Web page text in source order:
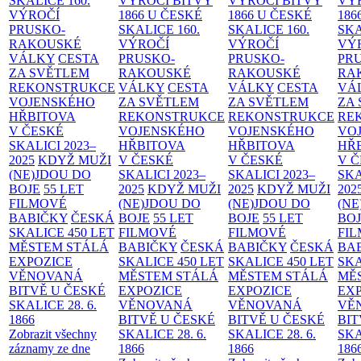
VÝROČÍ
PRUSKO-
RAKOUSKÉ
VÁLKY CESTA
ZA SVĚTLEM
REKONSTRUKCE
VOJENSKÉHO
HŘBITOVA
V ČESKÉ
SKALICI 2023–
2025 KDYŽ MUŽI
(NE)JDOU DO
BOJE 55 LET
FILMOVÉ
BABIČKY ČESKÁ
SKALICE 450 LET
MĚSTEM STÁLÁ
EXPOZICE
VĚNOVANÁ
BITVĚ U ČESKÉ
SKALICE 28. 6.
1866
Zobrazit všechny
záznamy ze dne
1866 U ČESKÉ
SKALICE 160.
VÝROČÍ
PRUSKO-
RAKOUSKÉ
VÁLKY CESTA
ZA SVĚTLEM
REKONSTRUKCE
VOJENSKÉHO
HŘBITOVA
V ČESKÉ
SKALICI 2023–
2025 KDYŽ MUŽI
(NE)JDOU DO
BOJE 55 LET
FILMOVÉ
BABIČKY ČESKÁ
SKALICE 450 LET
MĚSTEM STÁLÁ
EXPOZICE
VĚNOVANÁ
BITVĚ U ČESKÉ
SKALICE 28. 6.
1866
1866 U ČESKÉ
SKALICE 160.
VÝROČÍ
PRUSKO-
RAKOUSKÉ
VÁLKY CESTA
ZA SVĚTLEM
REKONSTRUKCE
VOJENSKÉHO
HŘBITOVA
V ČESKÉ
SKALICI 2023–
2025 KDYŽ MUŽI
(NE)JDOU DO
BOJE 55 LET
FILMOVÉ
BABIČKY ČESKÁ
SKALICE 450 LET
MĚSTEM STÁLÁ
EXPOZICE
VĚNOVANÁ
BITVĚ U ČESKÉ
SKALICE 28. 6.
1866
ZA
V